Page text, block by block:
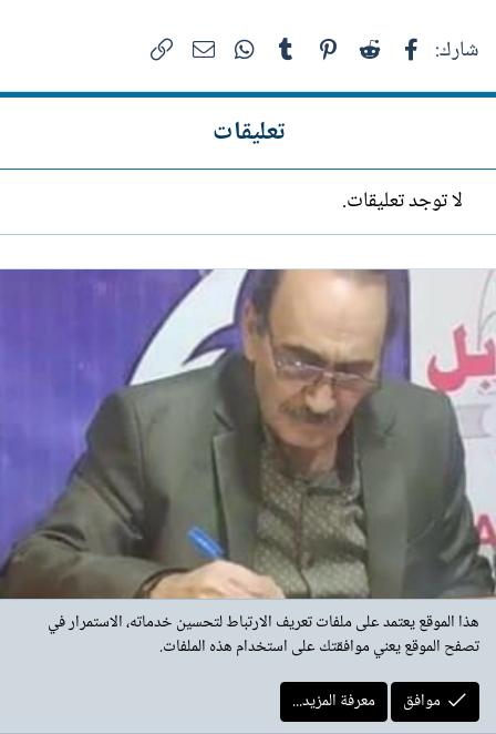
شارك: فيسبوك Reddit
Pinterest
Tumblr
WhatsAppالبريد الإلكتروني
تعليقات
لا توجد تعليقات.
هذا النص
هذا الموقع يعتمد على ملفات تعريف الارتباط لتحسين خدماته، الاستمرار في
تصفح الموقع يعني موافقتك على استخدام هذه الملفات.
موافق
معرفة المزيد...